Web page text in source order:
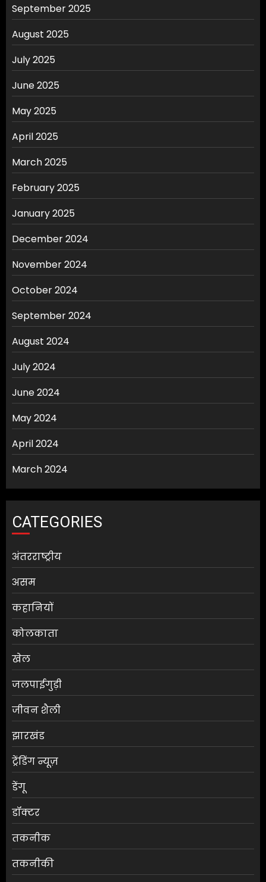
September 2025
August 2025
July 2025
June 2025
May 2025
April 2025
March 2025
February 2025
January 2025
December 2024
November 2024
October 2024
September 2024
August 2024
July 2024
June 2024
May 2024
April 2024
March 2024
CATEGORIES
अंतरराष्ट्रीय
असम
कहानियों
कोलकाता
खेल
जलपाईगुड़ी
जीवन शैली
झारखंड
ट्रेंडिंग न्यूज़
डेंगू
डॉक्टर
तकनीक
तकनीकी